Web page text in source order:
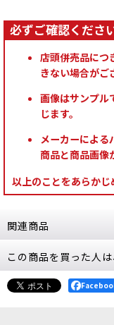
店頭併売品につ
きない場合がご
画像はサンプル
じます。
メーカーによる
商品と商品画像
以上のことをあらかじ
関連商品
[シタデ
コエリア
980円(税
この商品を買った人